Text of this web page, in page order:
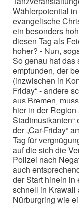
Wählerpotential
evangelische
ein besonders
diesen Tag als
hoher? - Nun,
So genau hat das
empfunden, der
(inzwischen in
Friday“ - andere
aus Bremen,
hier in der Region
Stadtmusikanten“
der „Car-Friday“
Tag für
auf die sich die
Polizei nach
auch
der Start hinein in
schnell in Krawall
Nürburgring wie